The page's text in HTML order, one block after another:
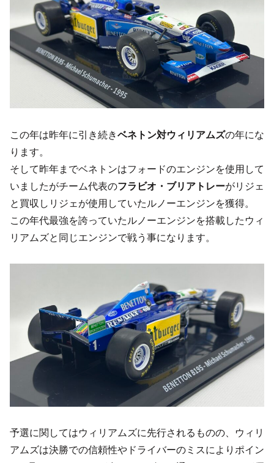
この年は昨年に引き続きベネトン対ウィリアムズの年にな
ります。
そして昨年までベネトンはフォードのエンジンを使用して
いましたがチーム代表のフラビオ・ブリアトレーがリジェ
と買収しリジェが使用していたルノーエンジンを獲得。
この年代最強を誇っていたルノーエンジンを搭載したウィ
リアムズと同じエンジンで戦う事になります。
予選に関してはウィリアムズに先行されるものの、ウィリ
アムズは決勝での信頼性やドライバーのミスによりポイン